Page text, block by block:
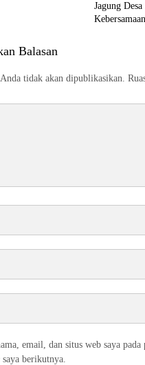
Jagung
Kebersamaan
Balasan
tidak akan dipublikasikan.
email, dan situs web saya
berikutnya.